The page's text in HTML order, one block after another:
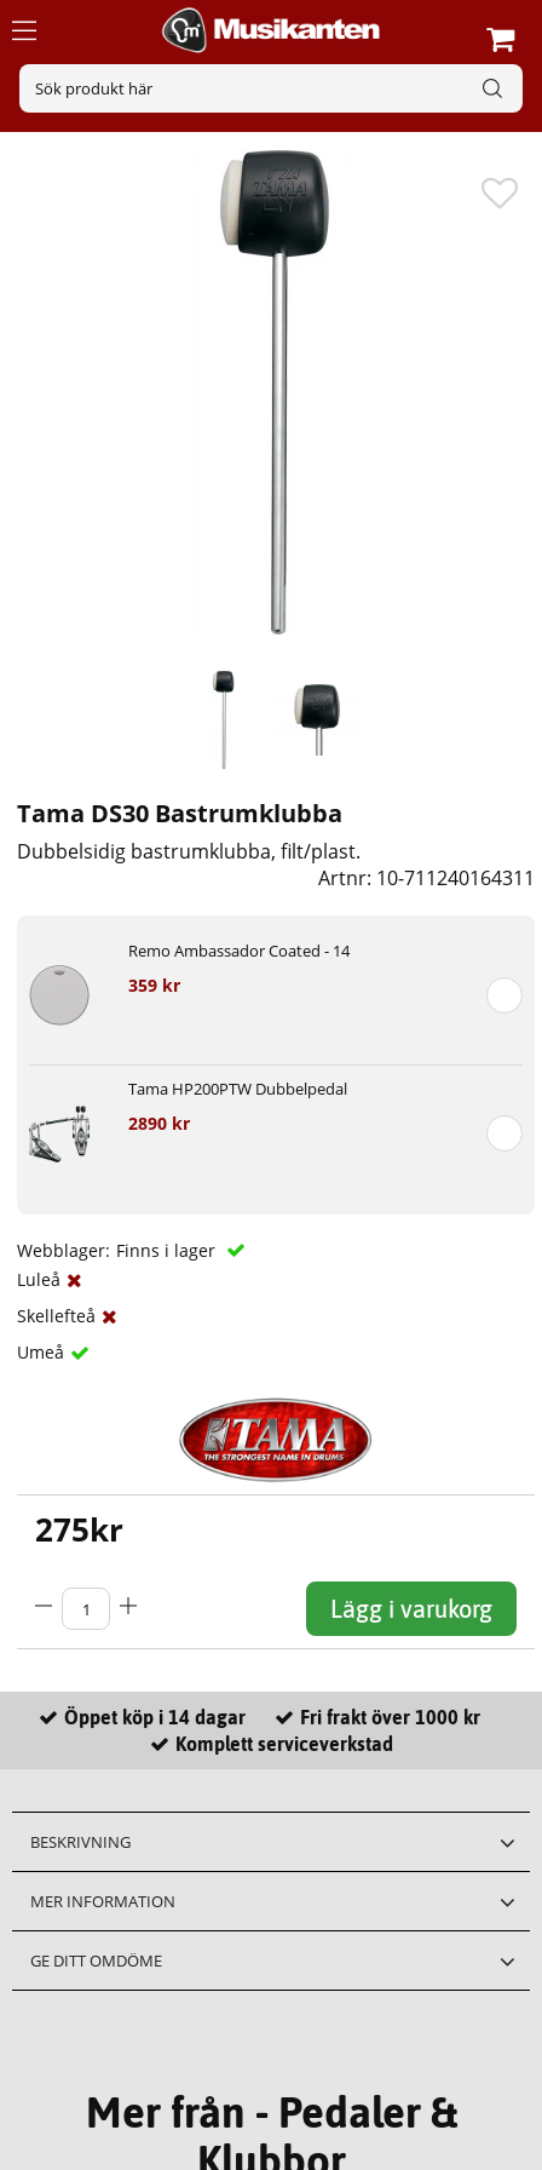
Tama DS30 Bastrumklubba
Dubbelsidig bastrumklubba, filt/plast.
Artnr: 10-711240164311
Remo Ambassador Coated - 14
359 kr
Tama HP200PTW Dubbelpedal
2890 kr
Webblager: Finns i lager
Luleå
Skellefteå
Umeå
275kr
Lägg i varukorg
Öppet köp i 14 dagar
Fri frakt över 1000 kr
Komplett serviceverkstad
BESKRIVNING
MER INFORMATION
GE DITT OMDÖME
Mer från - Pedaler &
Klubbor